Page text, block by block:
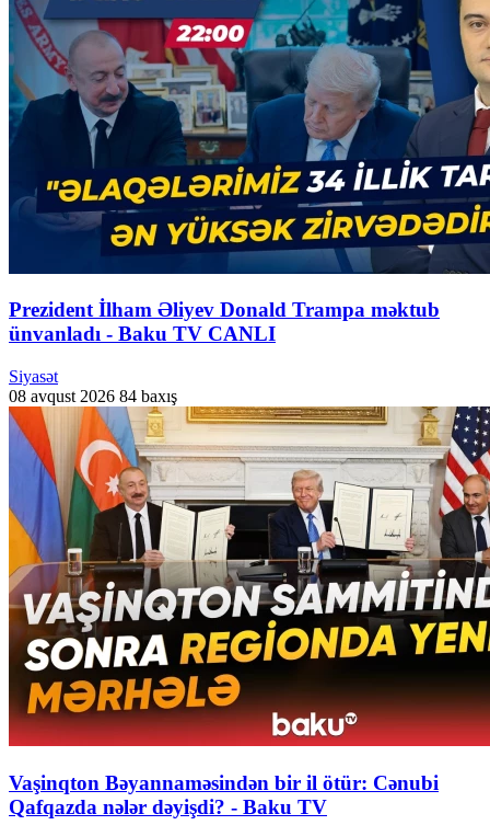
Prezident İlham Əliyev Donald Trampa məktub
ünvanladı - Baku TV CANLI
Siyasət
08 avqust 2026 84 baxış
Vaşinqton Bəyannaməsindən bir il ötür: Cənubi
Qafqazda nələr dəyişdi? - Baku TV